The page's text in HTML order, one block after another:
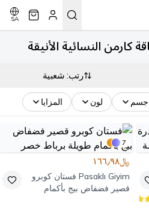
SA
كارمن النسائية الأنيقة
رتب: شعبية
جسم لون المزايا
7
﷼١٦٦٫٩٨
Pasaklı Giyim فستان كوبرو
قصير فضفاض بيج بأكمام